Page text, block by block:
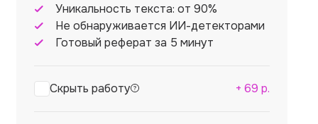
Уникальность текста: от 90%
Не обнаруживается ИИ-детекторами
Готовый реферат за 5 минут
Скрыть работу + 69 р.